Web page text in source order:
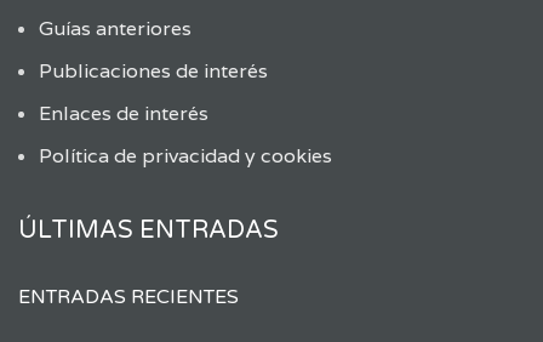
Guías anteriores
Publicaciones de interés
Enlaces de interés
Política de privacidad y cookies
ÚLTIMAS ENTRADAS
ENTRADAS RECIENTES